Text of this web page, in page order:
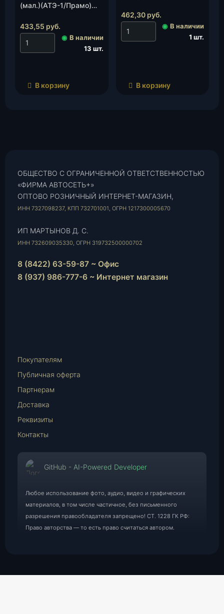
(мал.)(АТЭ-1/Прамо)
с двиг.ЗМЗ 402.10,
4021.10, 4025.10), шт.
433,55 руб.
◉ В наличии
13 шт.
В корзину
УАЗ с двиг. ЗМЗ 405,
406, 409), шт.
462,30 руб.
◉ В наличии
1 шт.
В корзину
ОБЩЕСТВО С ОГРАНИЧЕННОЙ ОТВЕТСТВЕННОСТЬЮ
«ФИРМА АВТОСЕТЬ+»
ОПТОВО РОЗНИЧНЫЙ ИНТЕРНЕТ-МАГАЗИН,
ИНН 7327098237, КПП 732701001, ОГРН 1217300005670
ИП МАРТЫНОВ Д. С.
ИНН 732609035330, ОГРН 319732500000702
8 (8422) 63-59-87 ~ Офис
8 (937) 986-777-6 ~ Интернет магазин
Mail
Покупателям
Публичная оферта
Партнерам
Доставка
Реквизиты
Контакты
GitHub - AI-Powered Developer
Любое использование фото, аудио, видео и графических
материалов, в том числе частичное, без письменного
разрешения правообладателя запрещено! СТ. 1228 ГК РФ:
Право авторства — то есть право считаться автором.